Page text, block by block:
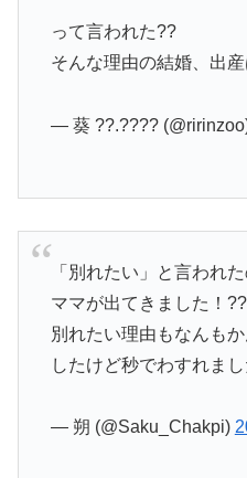
って言われた??
そんな理由の結婚、出産
— 葵 ??.????
「別れたい」と言われ
ママが出てきました！??
別れたい理由もなんも
したけど秒でわすれま
— 朔 (@Saku_Chakpi)